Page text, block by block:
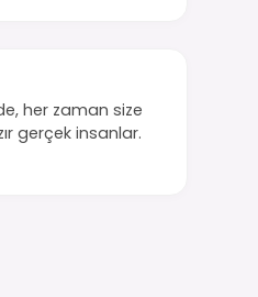
her zaman size
gerçek insanlar.